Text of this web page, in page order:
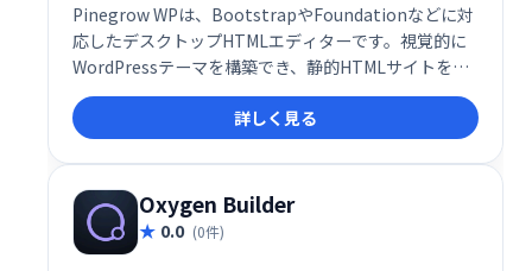
Pinegrow WPは、BootstrapやFoundationなどに対
応したデスクトップHTMLエディターです。視覚的に
WordPressテーマを構築でき、静的HTMLサイトを
WordPressテーマへ変換することも可能です。直感的
な操作で効率的な開発を実現し、WordPressテーマ制
作をスムーズに進められます。様々なフレームワーク
に対応しているため、柔軟性の高い開発が可能です。
詳しく見る
Oxygen Builder
0.0 (0件)